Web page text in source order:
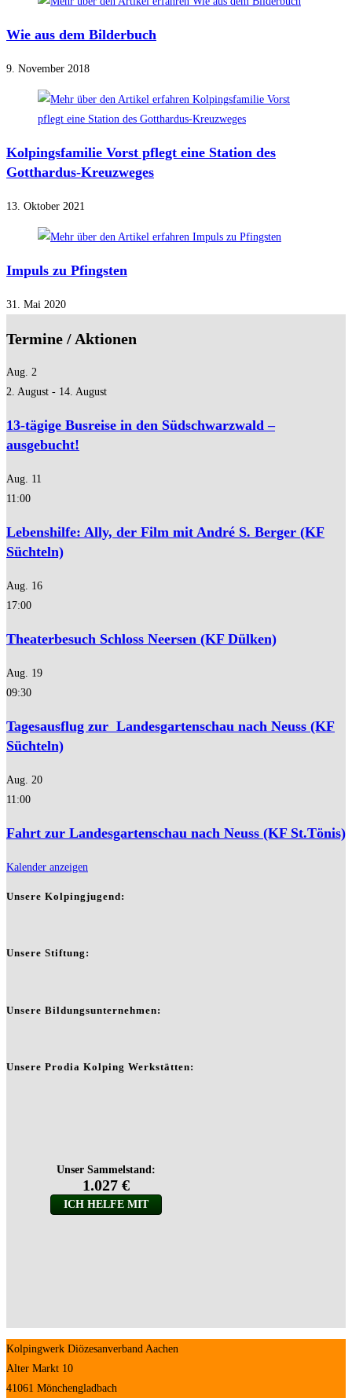
Wie aus dem Bilderbuch
9. November 2018
Kolpingsfamilie Vorst pflegt eine Station des
Gotthardus-Kreuzweges
13. Oktober 2021
Impuls zu Pfingsten
31. Mai 2020
Termine / Aktionen
Aug. 2
2. August - 14. August
13-tägige Busreise in den Südschwarzwald –
ausgebucht!
Aug. 11
11:00
Lebenshilfe: Ally, der Film mit André S. Berger (KF
Süchteln)
Aug. 16
17:00
Theaterbesuch Schloss Neersen (KF Dülken)
Aug. 19
09:30
Tagesausflug zur Landesgartenschau nach Neuss (KF
Süchteln)
Aug. 20
11:00
Fahrt zur Landesgartenschau nach Neuss (KF St.Tönis)
Kalender anzeigen
Unsere Kolpingjugend:
Unsere Stiftung:
Unsere Bildungsunternehmen:
Unsere Prodia Kolping Werkstätten:
Kolpingwerk Diözesanverband Aachen
Alter Markt 10
41061 Mönchengladbach